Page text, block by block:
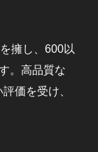
擁し、600以
。高品質な
価を受け、